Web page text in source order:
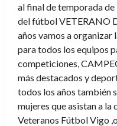
al final de temporada
del fútbol VETERANO
años vamos a organizar
para todos los equipos
competiciones,
más destacados y
todos los años también
mujeres que asistan a la
Veteranos Fútbol Vigo